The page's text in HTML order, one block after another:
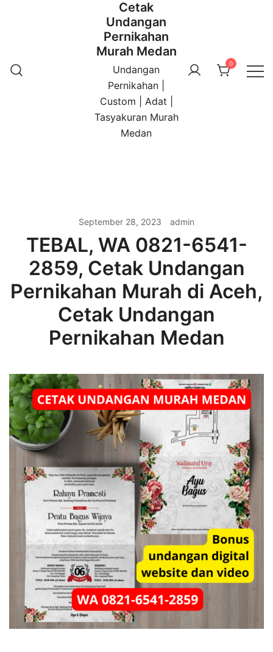
Cetak
Undangan
Pernikahan
Murah Medan
Undangan
Pernikahan |
Custom | Adat |
Tasyakuran Murah
Medan
0
September 28, 2023 admin
TEBAL, WA 0821-6541-
2859, Cetak Undangan
Pernikahan Murah di Aceh,
Cetak Undangan
Pernikahan Medan